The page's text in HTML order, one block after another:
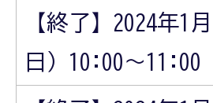
【終了】2024年1
日）10:00～11:00